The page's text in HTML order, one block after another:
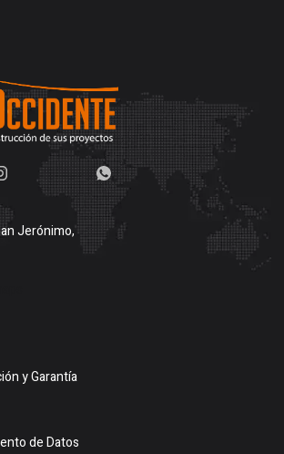
Jerónimo,
y Garantía
de Datos